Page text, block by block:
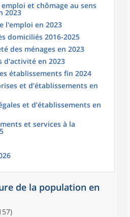
et chômage au sens
2023
l'emploi en 2023
domiciliés 2016-2025
des ménages en 2023
d'activité en 2023
établissements fin 2024
et d’établissements en
et d’établissements en
et services à la
de la population en